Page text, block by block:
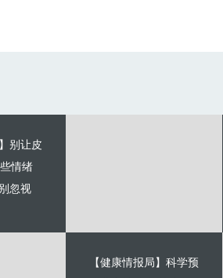
别让皮
情绪
忽视
【健康情报局】科学预